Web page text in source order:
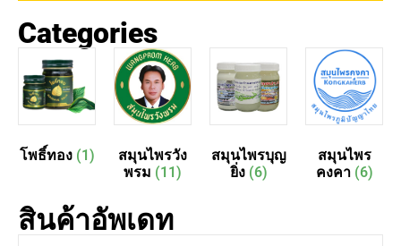
ยาหม่อง
โพธิ์ทอง
ยาหม่องโพธิ์ทอง
สมุนไพรที่คุณไว้ใจ
จากธรรมชาติ
Shop Now
Categories
โพธิ์ทอง (1)
สมุนไพรวัง
พรม (11)
สมุนไพรบุญ
ยิ่ง (6)
สมุนไพร
คงคา (6)
สินค้าอัพเดท